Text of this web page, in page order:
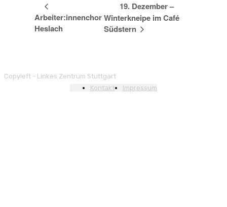
Arbeiter:innenchor
Heslach
19. Dezember –
Winterkneipe im Café
Südstern
Copyleft - Linkes Zentrum Stuttgart
Kontakt
Impressum